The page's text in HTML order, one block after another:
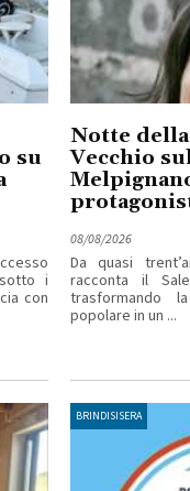
su
i
con
Notte
Vecchio
08/08/2026
Da quasi
racconta il
trasformando
popolare in un ...
BRINDISISERA